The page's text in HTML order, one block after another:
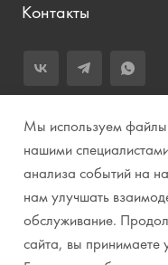
Контакты
+7 (343) 283-
Заказать звонок
620144, г.
«Весенний», 2 этаж,
Мы используем
нашими
анализа событий на
нам улучшать
обслуживание.
сайта, вы принимаете